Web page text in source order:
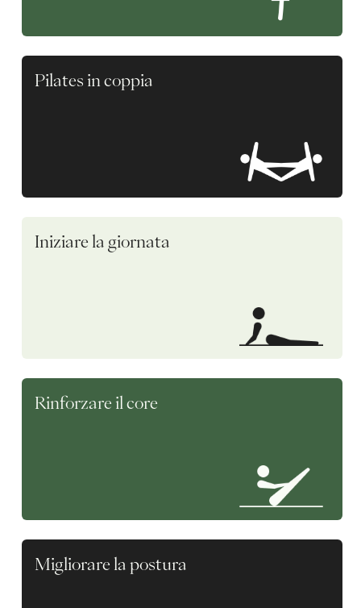
Pilates in coppia
Iniziare la giornata
Rinforzare il core
Migliorare la postura